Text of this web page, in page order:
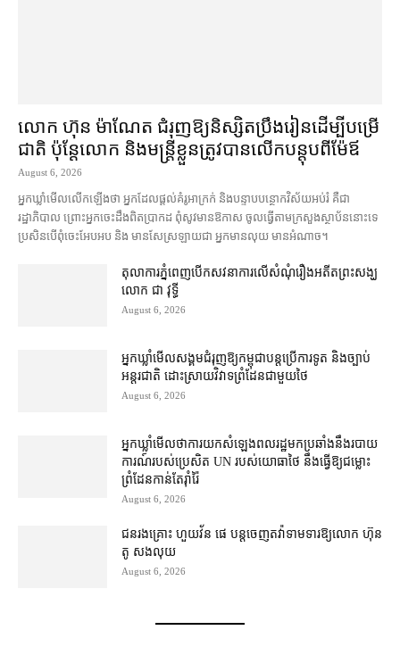
លោក ហ៊ុន ម៉ាណែត ជំរុញ​ឱ្យ​និស្សិត​ប្រឹងរៀន​ដើម្បី​បម្រើ​
ជាតិ ប៉ុន្តែ​លោក និង​មន្ត្រី​​ខ្លួន​ត្រូវ​បាន​លើក​បន្តុប​ពី​ម៉ែឪ
August 6, 2026
អ្នកឃ្លាំមើល​លើកឡើង​ថា អ្នក​ដែល​ផ្ដល់​គំរូ​អាក្រក់ និង​បន្ទាបបន្ថោក​វិស័យ​អប់រំ គឺជា​
រដ្ឋាភិបាល ព្រោះ​អ្នកចេះដឹង​ពិតប្រាកដ ពុំ​សូវ​មានឱកាស ចូល​ធ្វើតាម​ក្រសួង​ស្ថាប័ន​នោះ​ទេ
ប្រសិនបើ​ពុំ​ចេះ​អែបអប និង មាន​សែស្រឡាយ​ជា អ្នកមាន​លុយ មានអំណាច។
តុលាការ​ភ្នំពេញ​​បើកសវនាការ​លើ​សំណុំរឿង​​អតីត​ព្រះសង្ឃ
លោក ជា វុទ្ធី
August 6, 2026
អ្នកឃ្លាំមើល​សង្គម​ជំរុញ​ឱ្យ​កម្ពុជា​បន្ត​ប្រើ​ការទូត និង​ច្បាប់​
អន្តរជាតិ ដោះស្រាយ​វិវាទ​ព្រំដែន​ជាមួយ​ថៃ
August 6, 2026
អ្នកឃ្លាំមើល​ថា​ការ​យក​សំឡេង​ពលរដ្ឋ​មក​ប្រឆាំង​នឹង​របាយ
ការណ៍​របស់​ប្រេសិត UN របស់​យោធា​ថៃ នឹង​ធ្វើ​ឱ្យ​ជម្លោះ
ព្រំដែន​កាន់តែ​រ៉ាំរ៉ៃ
August 6, 2026
ជនរងគ្រោះ ហួយវ័ន ផេ បន្ត​ចេញ​តវ៉ា​ទាមទារ​ឱ្យ​លោក ហ៊ុន
តូ សង​លុយ
August 6, 2026